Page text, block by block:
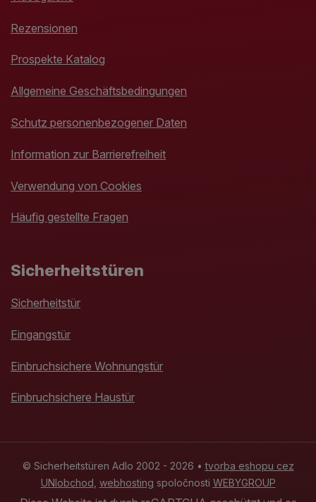
Rezensionen
Prospekte Katalog
Allgemeine Geschäftsbedingungen
Schutz personenbezogener Daten
Information zur Barrierefreiheit
Verwendung von Cookies
Häufig gestellte Fragen
Sicherheitstüren
Sicherheitstür
Eingangstür
Einbruchsichere Wohnungstür
Einbruchsichere Haustür
© Sicherheitstüren Adlo 2002 - 2026 •tvorba eshopu cez
UNIobchod webhosting spoločnosti WEBYGROUP